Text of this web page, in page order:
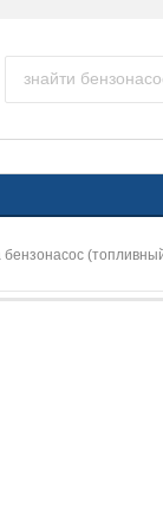
бензонасос